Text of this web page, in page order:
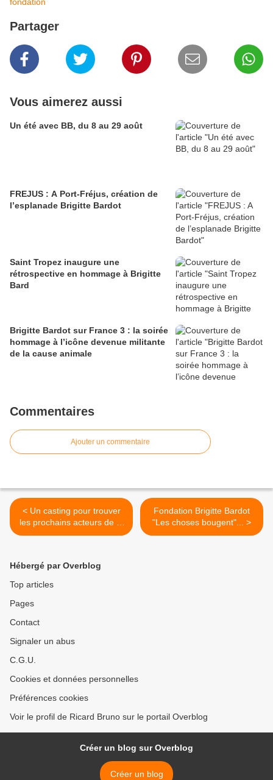
Partager
Vous aimerez aussi
Un été avec BB, du 8 au 29 août
FREJUS : A Port-Fréjus, création de
l’esplanade Brigitte Bardot
Saint Tropez inaugure une
rétrospective en hommage à Brigitte
Bard
Brigitte Bardot sur France 3 : la soirée
hommage à l’icône devenue militante
de la cause animale
Commentaires
Ajouter un commentaire
< Un casting pour trouver
les prochains acteurs de la
série inspirée de la vie de
Fondation Brigitte Bardot
"Les choses bougent"... >
Hébergé par Overblog
Top articles
Pages
Contact
Signaler un abus
C.G.U.
Cookies et données personnelles
Préférences cookies
Voir le profil de Ricard Bruno sur le portail Overblog
Créer un blog sur Overblog
Créer un blog